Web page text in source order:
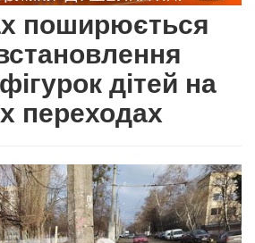
поширюється
дітей на
переходах